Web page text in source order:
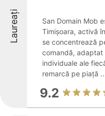
Laureați
San Domain Mob
Timișoara, activă
se concentrează
comandă, adaptat
individuale ale
remarcă pe piață
9.2